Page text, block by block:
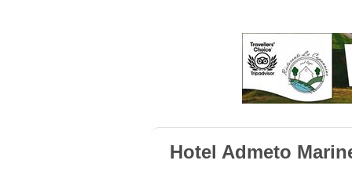
Hotel Admeto